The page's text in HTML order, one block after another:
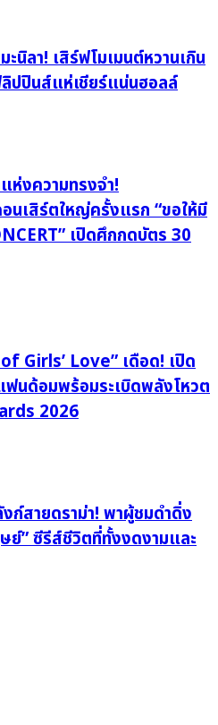
นิลา! เสิร์ฟโมเมนต์หวานเกิน
ปปินส์แห่เชียร์แน่นฮอลล์
ห่งความทรงจำ!
เสิร์ตใหญ่ครั้งแรก “ขอให้มี
เปิดศึกกดบัตร 30
Girls’ Love” เดือด! เปิด
นด้อมพร้อมระเบิดพลังโหวต
2026
ก์สายดราม่า! พาผู้ชมดำดิ่ง
ย์” ซีรีส์ชีวิตที่ทั้งงดงามและ